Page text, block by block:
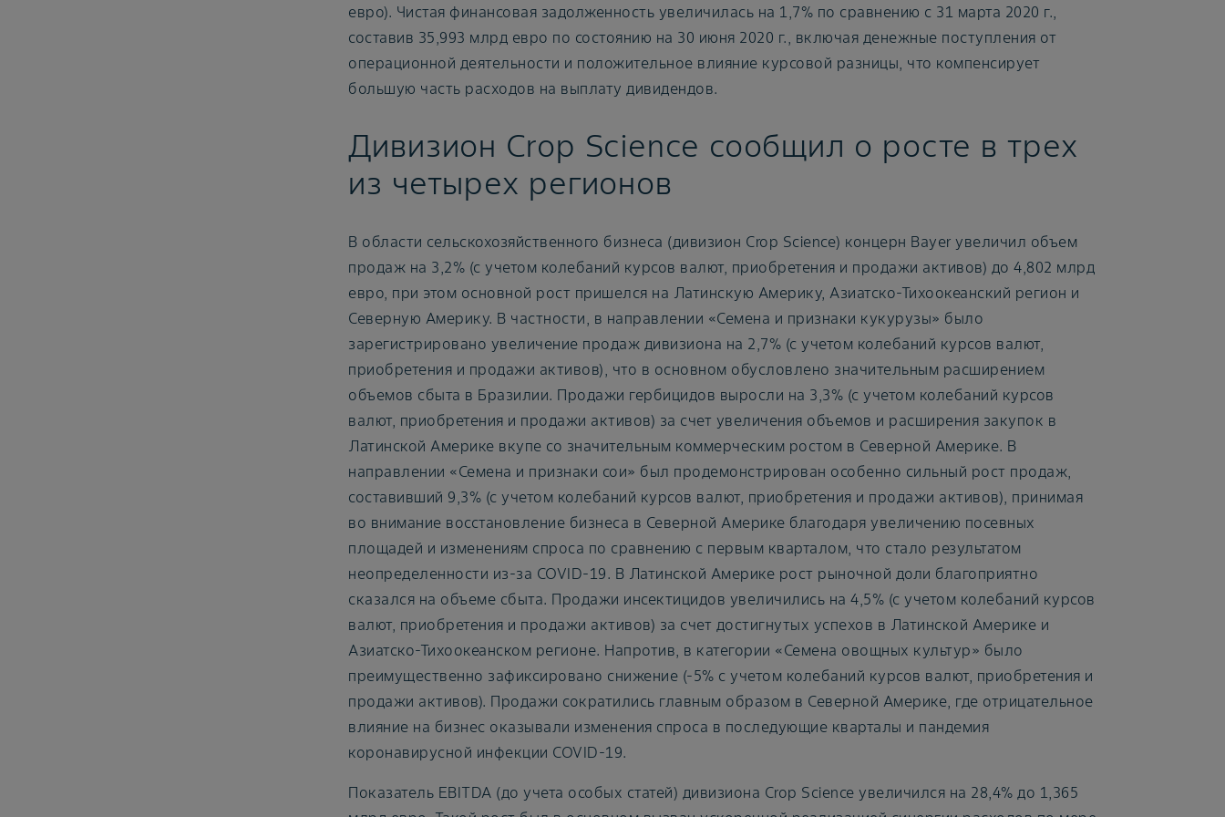
евро). Чистая финансовая задолженность увеличилась на 1,7% по сравнению с 31 марта 2020 г.,
составив 35,993 млрд евро по состоянию на 30 июня 2020 г., включая денежные поступления от
операционной деятельности и положительное влияние курсовой разницы, что компенсирует
большую часть расходов на выплату дивидендов.
Дивизион Crop Science сообщил о росте в трех
из четырех регионов
В области сельскохозяйственного бизнеса (дивизион Crop Science) концерн Bayer увеличил объем
продаж на 3,2% (с учетом колебаний курсов валют, приобретения и продажи активов) до 4,802 млрд
евро, при этом основной рост пришелся на Латинскую Америку, Азиатско-Тихоокеанский регион и
Северную Америку. В частности, в направлении «Семена и признаки кукурузы» было
зарегистрировано увеличение продаж дивизиона на 2,7% (с учетом колебаний курсов валют,
приобретения и продажи активов), что в основном обусловлено значительным расширением
объемов сбыта в Бразилии. Продажи гербицидов выросли на 3,3% (с учетом колебаний курсов
валют, приобретения и продажи активов) за счет увеличения объемов и расширения закупок в
Латинской Америке вкупе со значительным коммерческим ростом в Северной Америке. В
направлении «Семена и признаки сои» был продемонстрирован особенно сильный рост продаж,
составивший 9,3% (с учетом колебаний курсов валют, приобретения и продажи активов), принимая
во внимание восстановление бизнеса в Северной Америке благодаря увеличению посевных
площадей и изменениям спроса по сравнению с первым кварталом, что стало результатом
неопределенности из-за COVID-19. В Латинской Америке рост рыночной доли благоприятно
сказался на объеме сбыта. Продажи инсектицидов увеличились на 4,5% (с учетом колебаний курсов
валют, приобретения и продажи активов) за счет достигнутых успехов в Латинской Америке и
Азиатско-Тихоокеанском регионе. Напротив, в категории «Семена овощных культур» было
преимущественно зафиксировано снижение (-5% с учетом колебаний курсов валют, приобретения и
продажи активов). Продажи сократились главным образом в Северной Америке, где отрицательное
влияние на бизнес оказывали изменения спроса в последующие кварталы и пандемия
коронавирусной инфекции COVID-19.
Показатель EBITDA (до учета особых статей) дивизиона Crop Science увеличился на 28,4% до 1,365